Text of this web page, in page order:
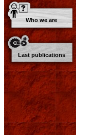
Who we are
Last publications